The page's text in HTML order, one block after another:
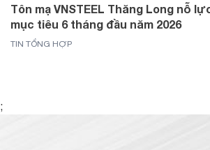
Tôn mạ VNSTEEL Thăng Long nỗ
mục tiêu 6 tháng đầu năm 2026
TIN TỔNG HỢP
;